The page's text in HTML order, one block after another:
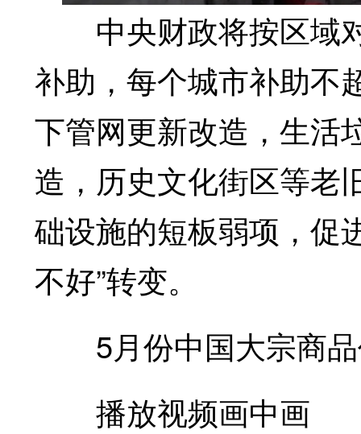
中央财政将按区域
补助，每个城市补助不
下管网更新改造，生活
造，历史文化街区等老
础设施的短板弱项，促
不好”转变。
5月份中国大宗商品
播放视频画中画 中